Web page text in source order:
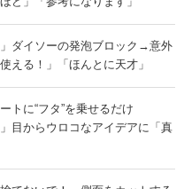
」ダイソーの発泡ブロック→意外
える！」「ほんとに天才」
トに“フタ”を乗せるだけ
からウロコなアイデアに「真